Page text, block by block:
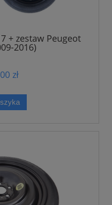
+ zestaw Peugeot
2016)
zł